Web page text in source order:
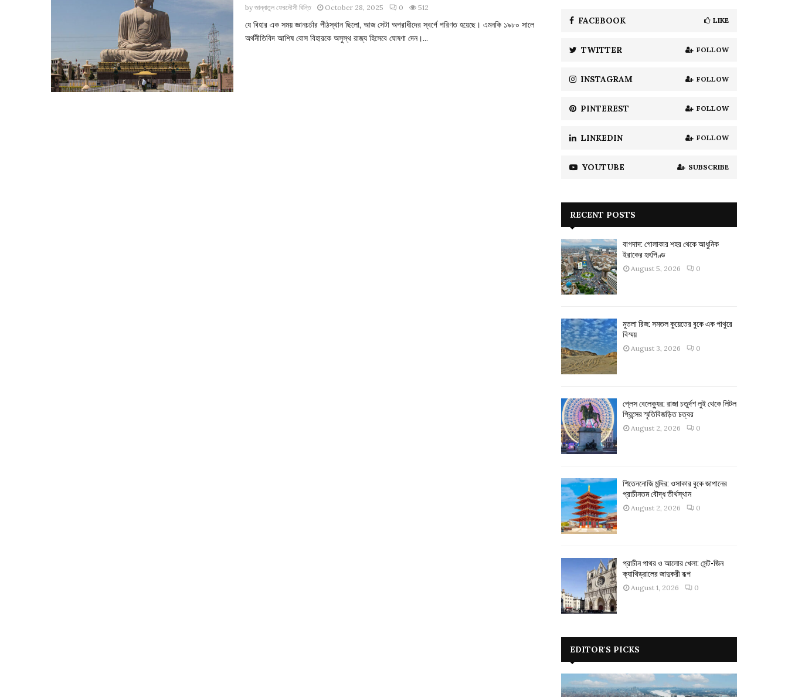
byজান্নাতুল ফেরদৌসী বিন্তি October 28, 2025 0 512
যে বিহার এক সময় জ্ঞানচর্চার পীঠস্থান ছিলো, আজ সেটা অপরাধীদের স্বর্গে পরিণত হয়েছে। এমনকি ১৯৮০ সালে
অর্থনীতিবিদ আশিষ বোস বিহারকে অসুস্থ রাজ্য হিসেবে ঘোষণা দেন।...
C
H
FACEBOOK LIKE
TWITTER FOLLOW
INSTAGRAM FOLLOW
PINTEREST FOLLOW
LINKEDIN FOLLOW
YOUTUBE SUBSCRIBE
RECENT POSTS
বাগদাদ: গোলাকার শহর থেকে আধুনিক
ইরাকের হৃৎপিণ্ড
August 5, 2026 0
মুতলা রিজ: সমতল কুয়েতের বুকে এক পাথুরে
বিস্ময়
August 3, 2026 0
প্লেস বেলেক্যুর: রাজা চতুর্দশ লুই থেকে লিটল
প্রিন্সের স্মৃতিবিজড়িত চত্বর
August 2, 2026 0
শিতেননোজি মন্দির: ওসাকার বুকে জাপানের
প্রাচীনতম বৌদ্ধ তীর্থস্থান
August 2, 2026 0
প্রাচীন পাথর ও আলোর খেলা: সেন্ট-জিন
ক্যাথিড্রালের জাদুকরী রূপ
August 1, 2026 0
EDITOR'S PICKS